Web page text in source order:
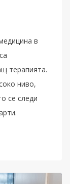
в
терапията.
ниво,
се следи